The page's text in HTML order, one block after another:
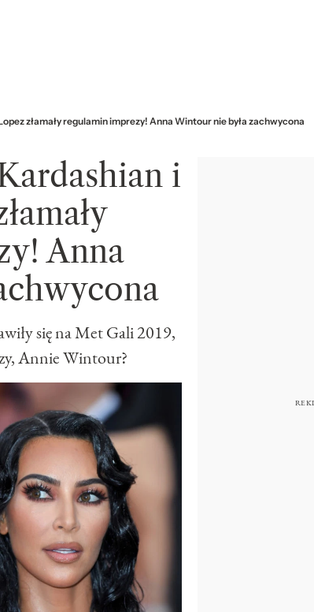
złamały regulamin imprezy! Anna Wintour nie była zachwycona
i
Anna
się na Met Gali 2019,
Annie Wintour?